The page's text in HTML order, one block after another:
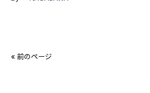
« 前のページ